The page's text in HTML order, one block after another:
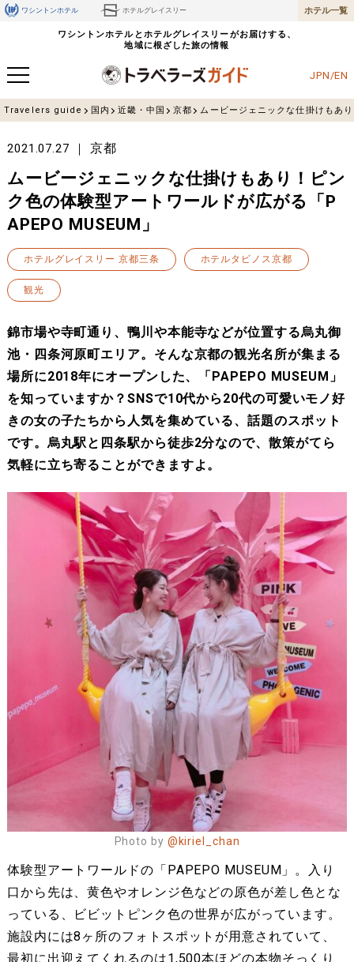
ワシントンホテル ホテルグレイスリー ホテル一覧
ワシントンホテルとホテルグレイスリーがお届けする、
地域に根ざした旅の情報
JPN/EN
Travelers guide 国内 近畿・中国 京都 ムービージェニックな仕掛けもあ
2021.07.27 京都
ムービージェニックな仕掛けもあり！ピン
ク色の体験型アートワールドが広がる「P
APEPO MUSEUM」
ホテルグレイスリー 京都三条 ホテルタビノス京都
観光
錦市場や寺町通り、鴨川や本能寺などが位置する烏丸御
池・四条河原町エリア。そんな京都の観光名所が集まる
場所に2018年にオープンした、「PAPEPO MUSEUM」
を知っていますか？SNSで10代から20代の可愛いモノ好
きの女の子たちから人気を集めている、話題のスポット
です。烏丸駅と四条駅から徒歩2分なので、散策がてら
気軽に立ち寄ることができますよ。
Photo by @kiriel_chan
体験型アートワールドの「PAPEPO MUSEUM」。入り
口から先は、黄色やオレンジ色などの原色が差し色とな
っている、ビビットピンク色の世界が広がっています。
施設内には8ヶ所のフォトスポットが用意されていて、
最初に出迎えてくれるのは1,500本ほどの本物そっくり